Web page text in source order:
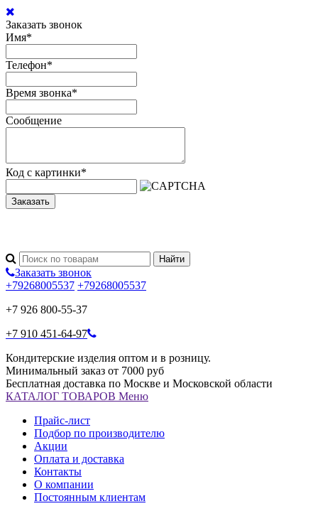
Заказать звонок
Имя*
Телефон*
Время звонка*
Сообщение
Код с картинки*
Заказать
Заказать звонок
+79268005537 +79268005537
+7 926 800-55-37
+7 910 451-64-97
Кондитерские изделия оптом и в розницу.
Минимальный заказ от 7000 руб
Бесплатная доставка по Москве и Московской области
КАТАЛОГ ТОВАРОВ Меню
Прайс-лист
Подбор по производителю
Акции
Оплата и доставка
Контакты
О компании
Постоянным клиентам